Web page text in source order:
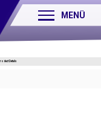
MENÜ
Details